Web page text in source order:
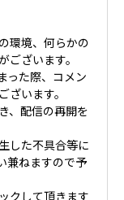
環境、何らかの
ざいます。
った際、コメン
ざいます。
、配信の再開を
した不具合等に
兼ねますので予
クして頂きます